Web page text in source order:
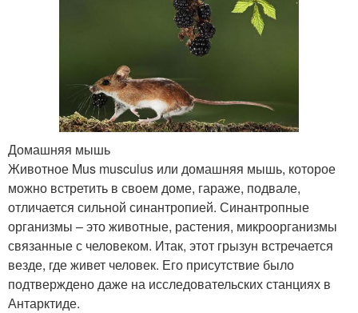
Домашняя мышь
Животное Mus musculus или домашняя мышь, которое
можно встретить в своем доме, гараже, подвале,
отличается сильной синантропией. Синантропные
организмы – это животные, растения, микроорганизмы
связанные с человеком. Итак, этот грызун встречается
везде, где живет человек. Его присутствие было
подтверждено даже на исследовательских станциях в
Антарктиде.